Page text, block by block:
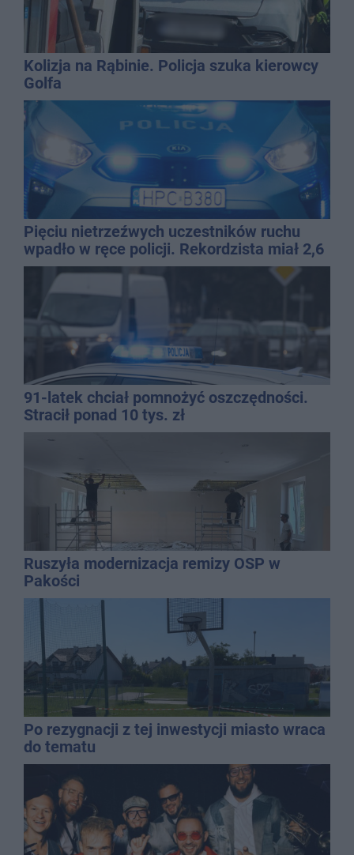
Kolizja na Rąbinie. Policja szuka kierowcy
Golfa
Pięciu nietrzeźwych uczestników ruchu
wpadło w ręce policji. Rekordzista miał 2,6
promila
91-latek chciał pomnożyć oszczędności.
Stracił ponad 10 tys. zł
Ruszyła modernizacja remizy OSP w
Pakości
Po rezygnacji z tej inwestycji miasto wraca
do tematu